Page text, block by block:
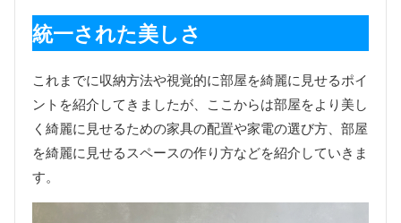
統一された美しさ
これまでに収納方法や視覚的に部屋を綺麗に見せるポイ
ントを紹介してきましたが、ここからは部屋をより美し
く綺麗に見せるための家具の配置や家電の選び方、部屋
を綺麗に見せるスペースの作り方などを紹介していきま
す。